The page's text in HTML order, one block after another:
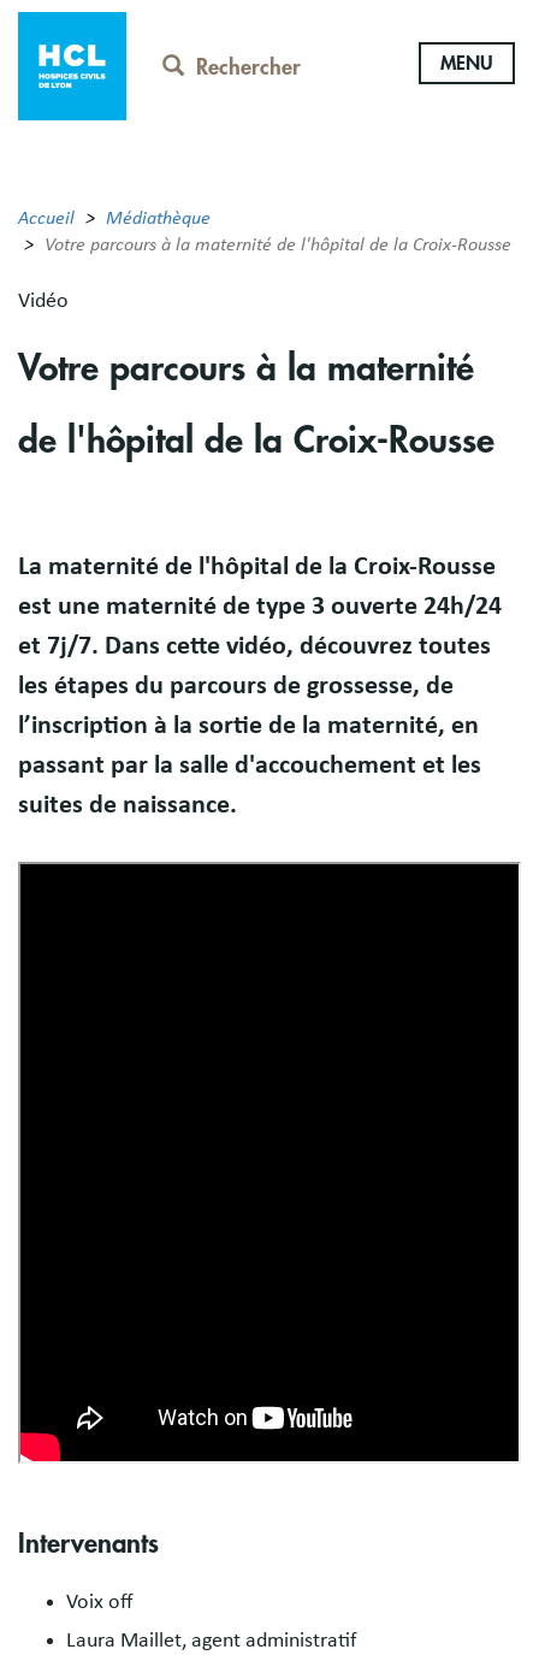
Aller
contenu
principal
Rechercher MENU
Accueil
Médiathèque
Votre parcours à la maternité de l'hôpital de la Croix-Rousse
Vidéo
Votre parcours à la maternité
de l'hôpital de la Croix-Rousse
Body
La maternité de l'hôpital de la Croix-Rousse
est une maternité de type 3 ouverte 24h/24
et 7j/7. Dans cette vidéo, découvrez toutes
les étapes du parcours de grossesse, de
l’inscription à la sortie de la maternité, en
passant par la salle d'accouchement et les
suites de naissance.
Intervenants
Voix off
Laura Maillet, agent administratif